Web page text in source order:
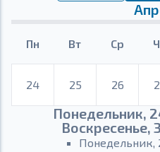
Пн Вт Ср
24 25 26
Понедельник,
Воскресенье,
Понедельник,